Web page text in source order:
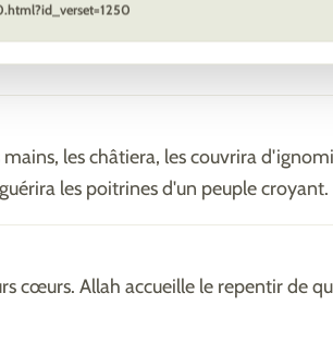
les châtiera, les couvrira
les poitrines d'un peuple croyant.
cœurs. Allah accueille le repentir de